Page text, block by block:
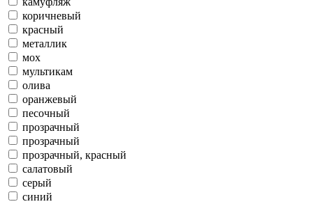
коричневый
красный
металлик
мох
мультикам
олива
оранжевый
песочный
прозрачный
прозрачный
прозрачный, красный
салатовый
серый
синий